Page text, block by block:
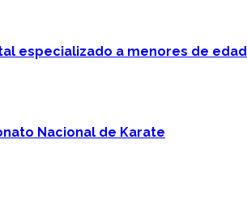
especializado a menores de edad
Nacional de Karate